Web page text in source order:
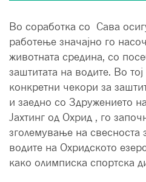
Во соработка со Сава
работење значајно го
животната средина, со
заштитата на водите. Во
конкретни чекори за
и заедно со Здружението
Јахтинг од Охрид , го
зголемување на свесноста
водите на Охридското
како олимписка спортска